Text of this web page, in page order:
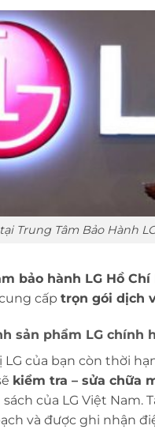
Trung Tâm Bảo Hành
bảo hành LG Hồ Chí
cấp trọn gói dịch
sản phẩm LG chính
của bạn còn thời
kiểm tra – sửa chữa
của LG Việt Nam.
và được ghi nhận